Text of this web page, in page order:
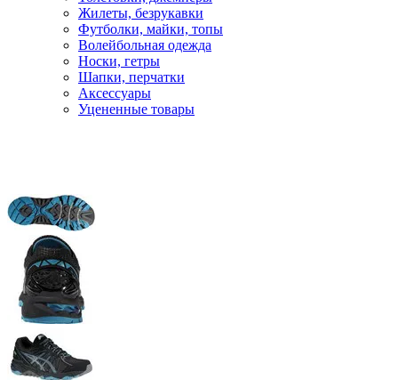
Жилеты, безрукавки
Футболки, майки, топы
Волейбольная одежда
Носки, гетры
Шапки, перчатки
Аксессуары
Уцененные товары